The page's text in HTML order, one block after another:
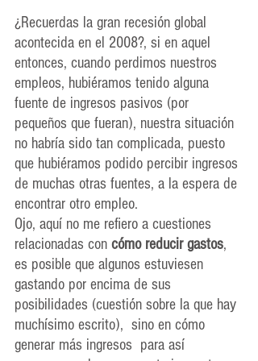
¿Recuerdas la gran recesión global
acontecida en el 2008?, si en aquel
entonces, cuando perdimos nuestros
empleos, hubiéramos tenido alguna
fuente de ingresos pasivos (por
pequeños que fueran), nuestra situación
no habría sido tan complicada, puesto
que hubiéramos podido percibir ingresos
de muchas otras fuentes, a la espera de
encontrar otro empleo.
Ojo, aquí no me refiero a cuestiones
relacionadas con cómo reducir gastos,
es posible que algunos estuviesen
gastando por encima de sus
posibilidades (cuestión sobre la que hay
muchísimo escrito),  sino en cómo
generar más ingresos  para así